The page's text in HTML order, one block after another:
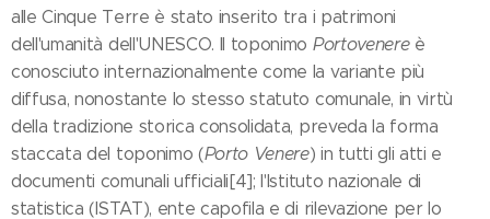
alle Cinque Terre è stato inserito tra i patrimoni
dell'umanità dell'UNESCO. Il toponimo Portovenereè
conosciuto internazionalmente come la variante più
diffusa, nonostante lo stesso statuto comunale, in virtù
della tradizione storica consolidata, preveda la forma
staccata del toponimo (Porto Venere) in tutti gli atti e
documenti comunali ufficiali[4]; l'Istituto nazionale di
statistica (ISTAT), ente capofila e di rilevazione per lo